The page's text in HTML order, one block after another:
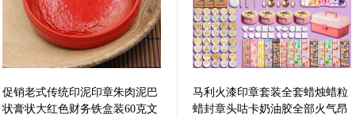
促销老式传统印泥印章朱肉泥巴
状膏状大红色财务铁盒装60克文
马利火漆印章套装全套蜡烛蜡粒
蜡封章头咕卡奶油胶全部火气昂